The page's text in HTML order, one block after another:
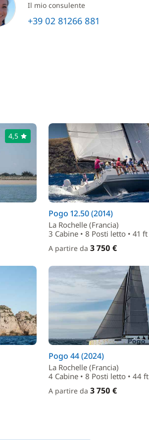
Il mio consulente
+39 02 81266 881
4,5
Pogo 12.50 (2014)
La Rochelle (Francia)
3 Cabine • 8 Posti letto • 41 ft
A partire da 3 750 €
Pogo 44 (2024)
La Rochelle (Francia)
4 Cabine • 8 Posti letto • 44 ft
A partire da 3 750 €